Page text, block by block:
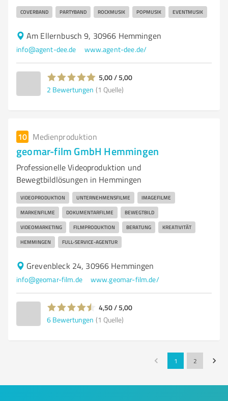
COVERBAND PARTYBAND ROCKMUSIK POPMUSIK EVENTMUSIK
Am Ellernbusch 9, 30966 Hemmingen
info@agent-dee.de www.agent-dee.de/
5,00 / 5,00
2 Bewertungen (1 Quelle)
10 Medienproduktion
geomar-film GmbH Hemmingen
Professionelle Videoproduktion und
Bewegtbildlösungen in Hemmingen
VIDEOPRODUKTION UNTERNEHMENSFILME IMAGEFILME
MARKENFILME DOKUMENTARFILME BEWEGTBILD
VIDEOMARKETING FILMPRODUKTION BERATUNG KREATIVITÄT
HEMMINGEN FULL-SERVICE-AGENTUR
Grevenbleck 24, 30966 Hemmingen
info@geomar-film.de www.geomar-film.de/
4,50 / 5,00
6 Bewertungen (1 Quelle)
1 2